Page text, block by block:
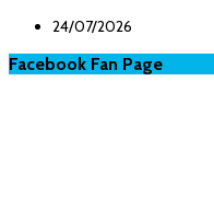
24/07/2026
Facebook Fan Page